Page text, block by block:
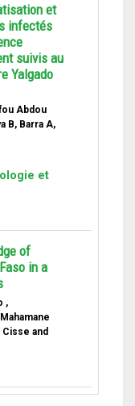
et
infectés
suivis au
Yalgado
Abdou
B, Barra A,
et
of
in a
,
and